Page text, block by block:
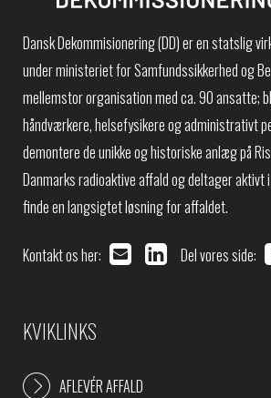
Dansk Dekommisionering (DD) er en statslig
under ministeriet for Samfundssikkerhed og
mellemstor organisation med ca. 90 ansatte;
håndværkere, helsefysikere og administrativt
demontere de unikke og historiske anlæg på
Danmarks radioaktive affald og deltager aktivt
finde en langsigtet løsning for affaldet.
Kontakt os her: Del vores side:
KVIKLINKS
AFLEVÉR AFFALD